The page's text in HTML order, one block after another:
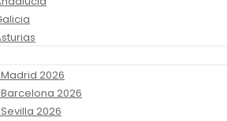
2026
2026
2026